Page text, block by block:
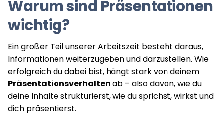
Warum sind Präsentationen
wichtig?
Ein großer Teil unserer Arbeitszeit besteht daraus,
Informationen weiterzugeben und darzustellen. Wie
erfolgreich du dabei bist, hängt stark von deinem
Präsentationsverhalten ab – also davon, wie du
deine Inhalte strukturierst, wie du sprichst, wirkst und
dich präsentierst.